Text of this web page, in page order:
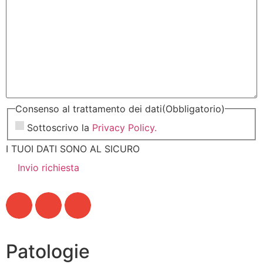
Consenso al trattamento dei dati(Obbligatorio)
Sottoscrivo la Privacy Policy.
I TUOI DATI SONO AL SICURO
Patologie